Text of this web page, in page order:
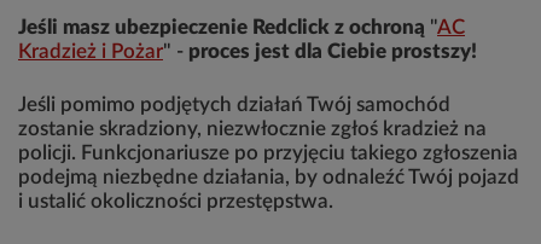
Jeśli masz ubezpieczenie Redclick z ochroną "AC
Kradzież i Pożar" - proces jest dla Ciebie prostszy!
Jeśli pomimo podjętych działań Twój samochód
zostanie skradziony, niezwłocznie zgłoś kradzież na
policji. Funkcjonariusze po przyjęciu takiego zgłoszenia
podejmą niezbędne działania, by odnaleźć Twój pojazd
i ustalić okoliczności przestępstwa.